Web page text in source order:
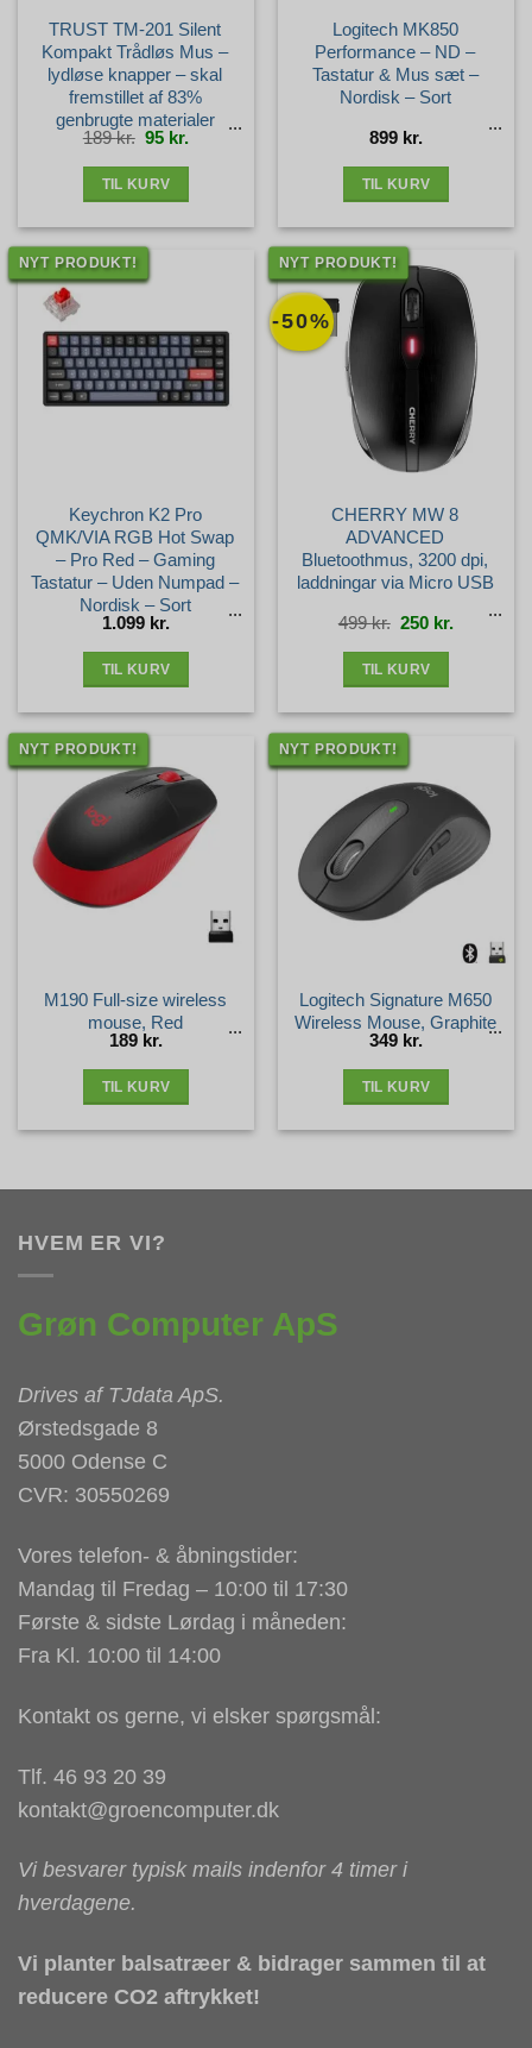
TRUST TM-201 Silent
Kompakt Trådløs Mus –
lydløse knapper – skal
fremstillet af 83%
genbrugte materialer
189kr. Den
oprindelige
pris
95 kr.aktuelle
pris
TIL KURV
Logitech MK850
Performance – ND –
Tastatur & Mus sæt –
Nordisk – Sort
899 kr.
TIL KURV
NYT PRODUKT!
Keychron K2 Pro
QMK/VIA RGB Hot Swap
– Pro Red – Gaming
Tastatur – Uden Numpad –
Nordisk – Sort
1.099 kr.
TIL KURV
-50%
NYT PRODUKT!
CHERRY MW 8
ADVANCED
Bluetoothmus, 3200 dpi,
laddningar via Micro USB
499kr. Den
oprindelige
pris
250 kr.aktuelle
pris
TIL KURV
NYT PRODUKT!
M190 Full-size wireless
mouse, Red
189 kr.
TIL KURV
NYT PRODUKT!
Logitech Signature M650
Wireless Mouse, Graphite
349 kr.
TIL KURV
HVEM ER VI?
Grøn Computer ApS
Drives af TJdata ApS.
Ørstedsgade 8
5000 Odense C
CVR: 30550269
Vores telefon- & åbningstider:
Mandag til Fredag – 10:00 til 17:30
Første & sidste Lørdag i måneden:
Fra Kl. 10:00 til 14:00
Kontakt os gerne, vi elsker spørgsmål:
Tlf. 46 93 20 39
kontakt@groencomputer.dk
Vi besvarer typisk mails indenfor 4 timer i
hverdagene.
Vi planter balsatræer & bidrager sammen til at
reducere CO2 aftrykket!